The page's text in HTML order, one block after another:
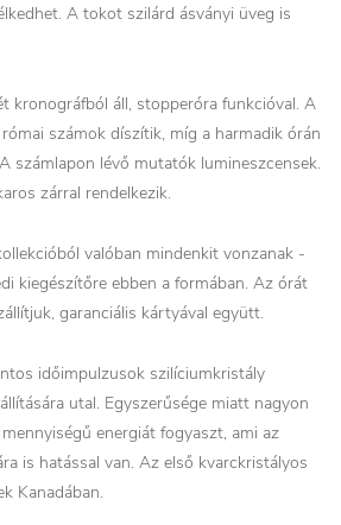
A tokot szilárd ásványi üveg is
kronográfból áll, stopperóra funkcióval. A
számok díszítik, míg a harmadik órán
számlapon lévő mutatók lumineszcensek.
zárral rendelkezik.
valóban mindenkit vonzanak -
kiegészítőre ebben a formában. Az órát
garanciális kártyával együtt.
időimpulzusok szilíciumkristály
utal. Egyszerűsége miatt nagyon
energiát fogyaszt, ami az
is hatással van. Az első kvarckristályos
Kanadában.